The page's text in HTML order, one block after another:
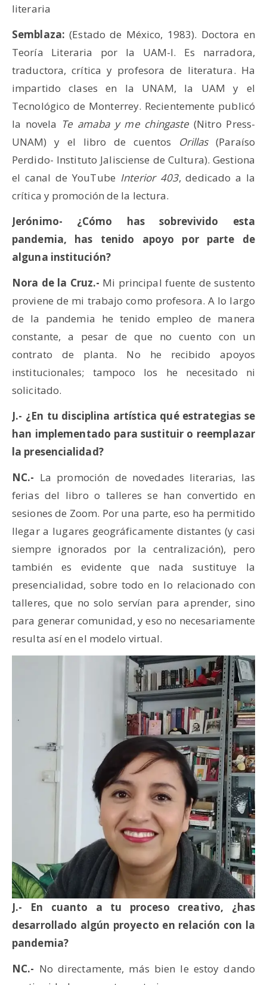
literaria
Semblaza: (Estado de México, 1983). Doctora en
Teoría Literaria por la UAM-I. Es narradora,
traductora, crítica y profesora de literatura. Ha
impartido clases en la UNAM, la UAM y el
Tecnológico de Monterrey. Recientemente publicó
la novela Te amaba y me chingaste (Nitro Press-
UNAM) y el libro de cuentos Orillas(Paraíso
Perdido- Instituto Jalisciense de Cultura). Gestiona
el canal de YouTube Interior 403, dedicado a la
crítica y promoción de la lectura.
Jerónimo- ¿Cómo has sobrevivido esta
pandemia, has tenido apoyo por parte de
alguna institución?
Nora de la Cruz.- Mi principal fuente de sustento
proviene de mi trabajo como profesora. A lo largo
de la pandemia he tenido empleo de manera
constante, a pesar de que no cuento con un
contrato de planta. No he recibido apoyos
institucionales; tampoco los he necesitado ni
solicitado.
J.- ¿En tu disciplina artística qué estrategias se
han implementado para sustituir o reemplazar
la presencialidad?
NC.- La promoción de novedades literarias, las
ferias del libro o talleres se han convertido en
sesiones de Zoom. Por una parte, eso ha permitido
llegar a lugares geográficamente distantes (y casi
siempre ignorados por la centralización), pero
también es evidente que nada sustituye la
presencialidad, sobre todo en lo relacionado con
talleres, que no solo servían para aprender, sino
para generar comunidad, y eso no necesariamente
resulta así en el modelo virtual.
J.- En cuanto a tu proceso creativo, ¿has
desarrollado algún proyecto en relación con la
pandemia?
NC.- No directamente, más bien le estoy dando